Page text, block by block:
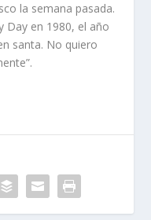
la semana pasada.
Day en 1980, el año
santa. No quiero